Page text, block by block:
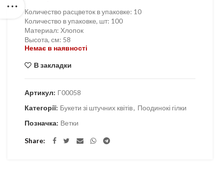
Количество расцветок в упаковке: 10
Количество в упаковке, шт: 100
Материал: Хлопок
Высота, см: 58
Немає в наявності
В закладки
Артикул: Г00058
Категорії: Букети зі штучних квітів, Поодинокі гілки
Позначка: Ветки
Share